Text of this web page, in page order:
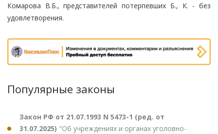
Комарова В.Б., представителей потерпевших Б., К. - без
удовлетворения.
Популярные законы
Закон РФ от 21.07.1993 N 5473-1 (ред. от
31.07.2025) "Об учреждениях и органах уголовно-